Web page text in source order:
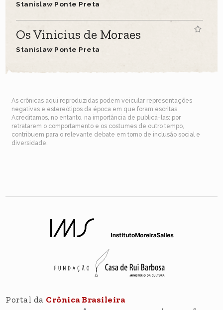
Stanislaw Ponte Preta
Os Vinicius de Moraes
Stanislaw Ponte Preta
As crônicas aqui reproduzidas podem veicular representações
negativas e estereótipos da época em que foram escritas.
Acreditamos, no entanto, na importância de publicá-las: por
retratarem o comportamento e os costumes de outro tempo,
contribuem para o relevante debate em torno de inclusão social e
diversidade.
Portal da Crônica Brasileira